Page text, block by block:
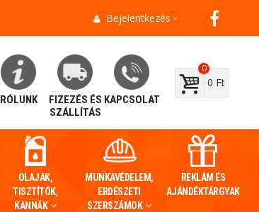
Bejelentkezés
RÓLUNK
FIZEZÉS ÉS
SZÁLLÍTÁS
KAPCSOLAT
0
0 Ft
OLAJAK,
TISZTÍTÓK,
KANNÁK
MUNKAVÉDELEM,
ERDÉSZETI
SZERSZÁMOK
REKLÁM ÉS
AJÁNDÉKTÁRGYAK